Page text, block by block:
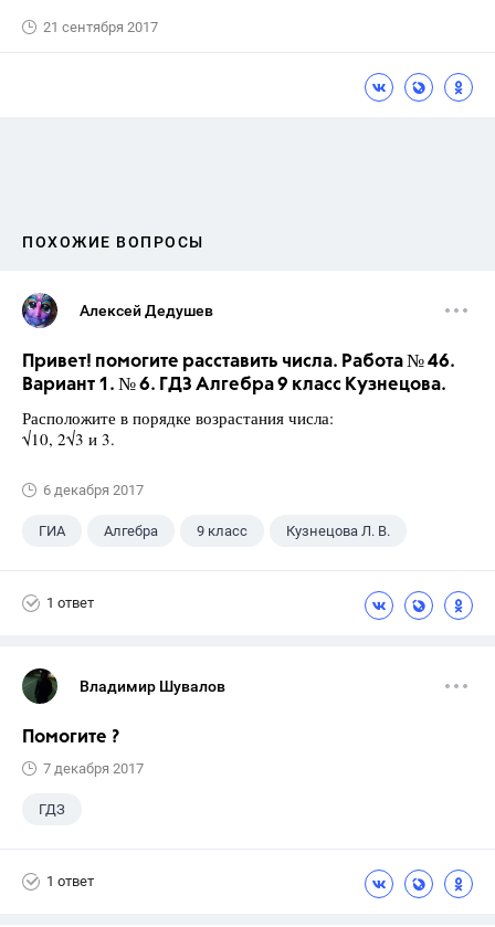
21 сентября 2017
ПОХОЖИЕ ВОПРОСЫ
Алексей Дедушев
Привет! помогите расставить числа. Работа № 46.
Вариант 1. № 6. ГДЗ Алгебра 9 класс Кузнецова.
Расположите в порядке возрастания числа:
√10, 2√3 и 3.
6 декабря 2017
ГИА Алгебра 9 класс Кузнецова Л. В.
1 ответ
Владимир Шувалов
Помогите ?
7 декабря 2017
ГДЗ
1 ответ